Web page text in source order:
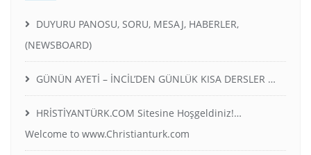
DUYURU PANOSU, SORU, MESAJ, HABERLER,
(NEWSBOARD)
GÜNÜN AYETİ – İNCİL’DEN GÜNLÜK KISA DERSLER …
HRİSTİYANTÜRK.COM Sitesine Hoşgeldiniz!…
Welcome to www.Christianturk.com